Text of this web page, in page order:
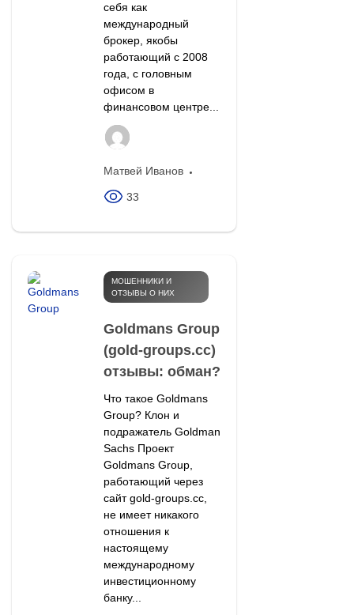
себя как
международный
брокер, якобы
работающий с 2008
года, с головным
офисом в
финансовом центре...
Матвей Иванов
33
МОШЕННИКИ И
ОТЗЫВЫ О НИХ
Goldmans Group
(gold-groups.cc)
отзывы: обман?
Что такое Goldmans
Group? Клон и
подражатель Goldman
Sachs Проект
Goldmans Group,
работающий через
сайт gold-groups.cc,
не имеет никакого
отношения к
настоящему
международному
инвестиционному
банку...